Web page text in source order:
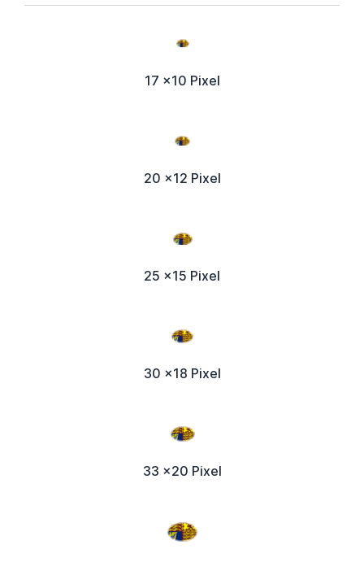
17 x10 Pixel
20 x12 Pixel
25 x15 Pixel
30 x18 Pixel
33 x20 Pixel